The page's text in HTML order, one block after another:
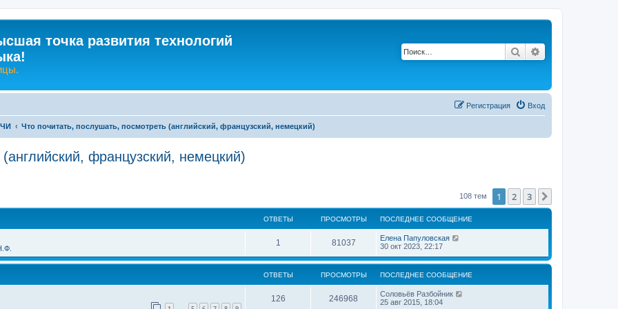
точка развития технологий
Поиск
Вход
Регистрация
Что почитать, послушать, посмотреть (английский, французский, немецкий)
французский, немецкий)
108 тем 1 2 3
ОТВЕТЫ ПРОСМОТРЫ ПОСЛЕДНЕЕ СООБЩЕНИЕ
1
т
в
е
81037П
р
о
с
П
о
л
д
н
е
е
Елена Папуловская
30 окт 2023, 22:17
ОТВЕТЫ ПРОСМОТРЫ ПОСЛЕДНЕЕ СООБЩЕНИЕ
126О
246968
П
о
Соловьёв Разбойник
25 авг 2015, 18:04